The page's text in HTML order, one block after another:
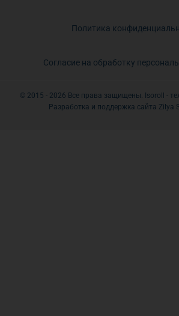
Политика
Согласие на обработку
© 2015 - 2026 Все права защищены. Isoroll -
Разработка и поддержка сайта Zilya